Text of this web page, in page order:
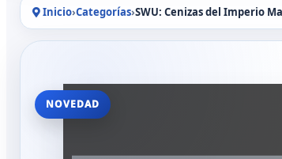
Inicio›Categorías›SWU: Cenizas del Imperio
NOVEDAD